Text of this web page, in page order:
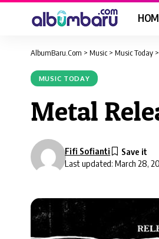
AlbumBaru.Com > Music > Music Today >
MUSIC TODAY
Metal
Last updated: March 28,
Fifi Sofianti